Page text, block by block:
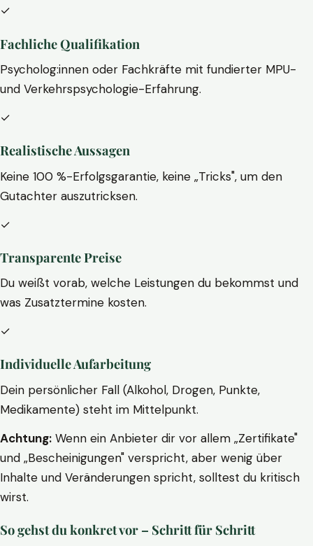
✓
Fachliche Qualifikation
Psycholog:innen oder Fachkräfte mit fundierter MPU-
und Verkehrspsychologie-Erfahrung.
✓
Realistische Aussagen
Keine 100 %-Erfolgsgarantie, keine „Tricks", um den
Gutachter auszutricksen.
✓
Transparente Preise
Du weißt vorab, welche Leistungen du bekommst und
was Zusatztermine kosten.
✓
Individuelle Aufarbeitung
Dein persönlicher Fall (Alkohol, Drogen, Punkte,
Medikamente) steht im Mittelpunkt.
Achtung: Wenn ein Anbieter dir vor allem „Zertifikate"
und „Bescheinigungen" verspricht, aber wenig über
Inhalte und Veränderungen spricht, solltest du kritisch
wirst.
So gehst du konkret vor – Schritt für Schritt